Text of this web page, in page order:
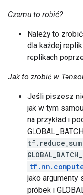
    }
  args {
type_id:
    args {
type_id:
      args {
type_id:
        args {
        }
      }
      args {
type_id:
        args {
        }
      }
    }
Czemu to robić?
Należy to
dla każdej
replikach
Jak to zrobić w
Jeśli piszesz
jak w tym
na przykład i
jako argumenty
próbek i